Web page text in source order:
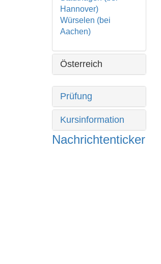
Hannover)
Würselen (bei
Aachen)
Österreich
Prüfung
Kursinformation
Nachrichtenticker